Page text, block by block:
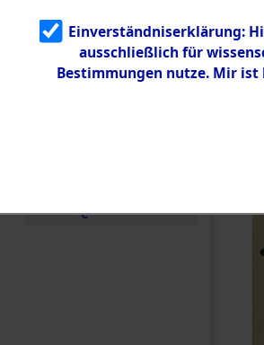
g
5.3.3
Todesmärsch
e
Einverständniserklärung:
ausschließlich für
Bestimmungen nutze. Mir ist